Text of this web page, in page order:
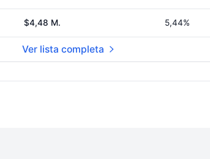
$4,48 M. 5,44%
Ver lista completa